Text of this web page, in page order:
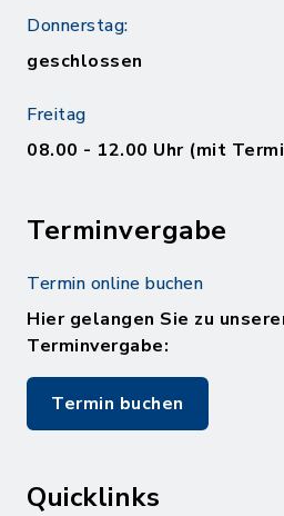
Donnerstag:
geschlossen
Freitag
08.00 - 12.00 Uhr (mit
Terminvergabe
Termin online buchen
Hier gelangen Sie zu
Terminvergabe:
Termin buchen
Quicklinks